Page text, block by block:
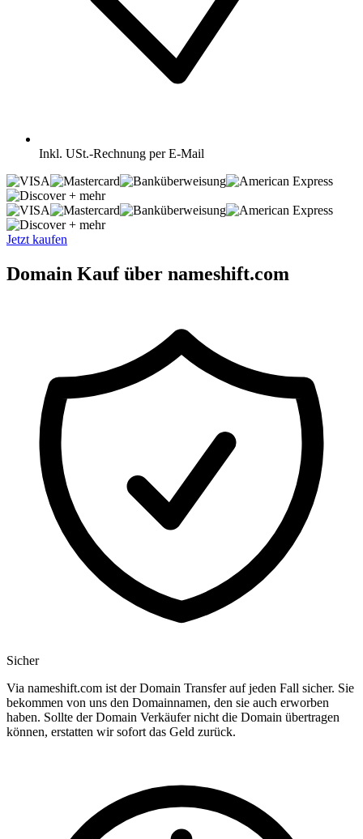
Inkl. USt.-Rechnung per E-Mail
+ mehr
+ mehr
Jetzt kaufen
Domain Kauf über nameshift.com
Sicher
Via nameshift.com ist der Domain Transfer auf jeden Fall sicher. Sie
bekommen von uns den Domainnamen, den sie auch erworben
haben. Sollte der Domain Verkäufer nicht die Domain übertragen
können, erstatten wir sofort das Geld zurück.